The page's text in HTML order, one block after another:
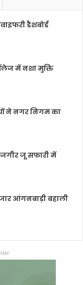
डैशबोर्ड
में नशा मुक्ति
ने नगर निगम का
जू सफारी में
आंगनबाड़ी बहाली